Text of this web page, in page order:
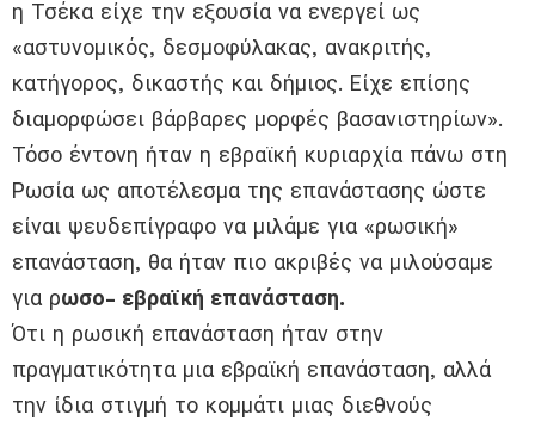
η Τσέκα είχε την εξουσία να ενεργεί ως
«αστυνομικός, δεσμοφύλακας, ανακριτής,
κατήγορος, δικαστής και δήμιος. Είχε επίσης
διαμορφώσει βάρβαρες μορφές βασανιστηρίων».
Τόσο έντονη ήταν η εβραϊκή κυριαρχία πάνω στη
Ρωσία ως αποτέλεσμα της επανάστασης ώστε
είναι ψευδεπίγραφο να μιλάμε για «ρωσική»
επανάσταση, θα ήταν πιο ακριβές να μιλούσαμε
για ρωσο- εβραϊκή επανάσταση.
Ότι η ρωσική επανάσταση ήταν στην
πραγματικότητα μια εβραϊκή επανάσταση, αλλά
την ίδια στιγμή το κομμάτι μιας διεθνούς